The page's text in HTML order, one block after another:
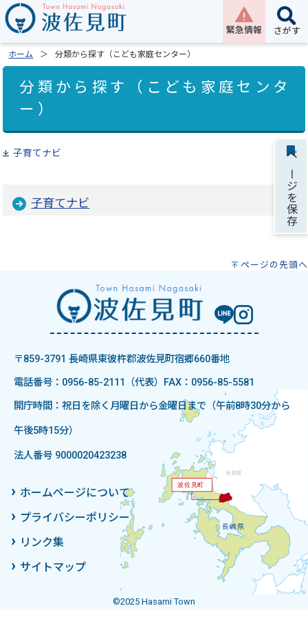
緊急情報 さがす
ホーム 分類から探す（こども家庭センター）
分類から探す（こども家庭センタ
ー）
子育てナビ
子育てナビ
ページの先頭へ
〒859-3791 長崎県東彼杵郡波佐見町宿郷660番地
電話番号：0956-85-2111（代表）
FAX：0956-85-5581
開庁時間：祝日を除く月曜日から金曜日まで（午前8時30分から
午後5時15分）
法人番号 9000020423238
ホームページについて
プライバシーポリシー
リンク集
サイトマップ
©2025 Hasami Town
ページを保存